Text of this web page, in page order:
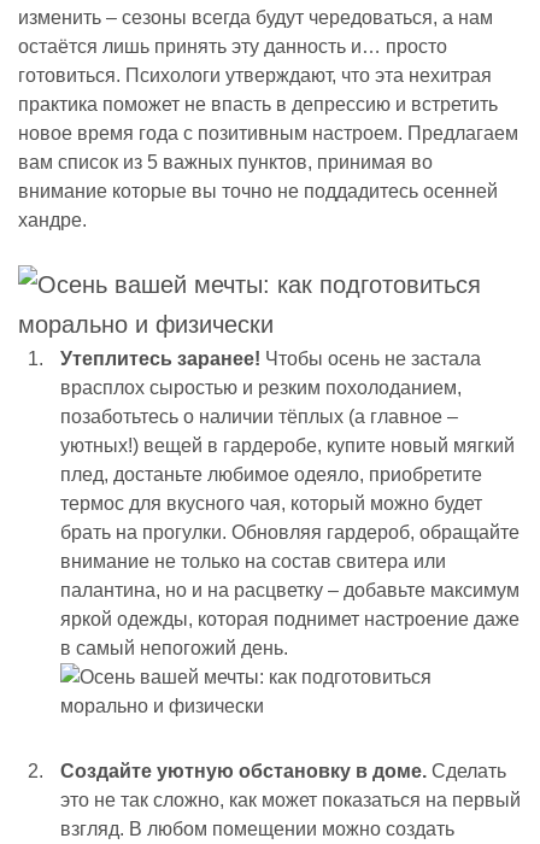
изменить – сезоны всегда будут чередоваться, а нам
остаётся лишь принять эту данность и… просто
готовиться. Психологи утверждают, что эта нехитрая
практика поможет не впасть в депрессию и встретить
новое время года с позитивным настроем. Предлагаем
вам список из 5 важных пунктов, принимая во
внимание которые вы точно не поддадитесь осенней
хандре.
Утеплитесь заранее! Чтобы осень не застала
врасплох сыростью и резким похолоданием,
позаботьтесь о наличии тёплых (а главное –
уютных!) вещей в гардеробе, купите новый мягкий
плед, достаньте любимое одеяло, приобретите
термос для вкусного чая, который можно будет
брать на прогулки. Обновляя гардероб, обращайте
внимание не только на состав свитера или
палантина, но и на расцветку – добавьте максимум
яркой одежды, которая поднимет настроение даже
в самый непогожий день.
Создайте уютную обстановку в доме. Сделать
это не так сложно, как может показаться на первый
взгляд. В любом помещении можно создать